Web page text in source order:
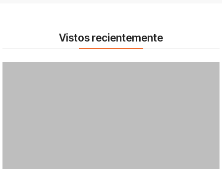
Vistos recientemente